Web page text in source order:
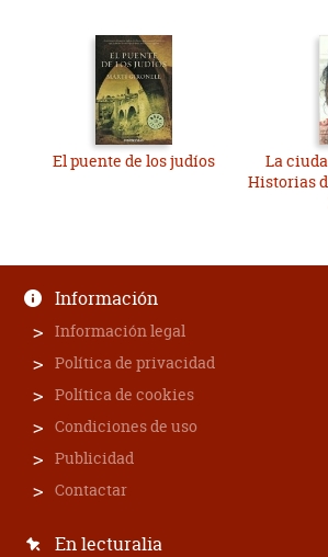
El puente de los judíos
La
Historias
Información
Información legal
Política de privacidad
Política de cookies
Condiciones de uso
Publicidad
Contactar
En lecturalia